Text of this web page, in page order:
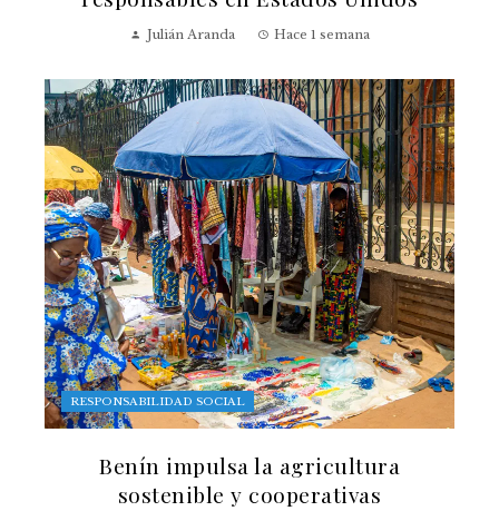
Julián Aranda Hace 1 semana
RESPONSABILIDAD SOCIAL
Benín impulsa la agricultura
sostenible y cooperativas